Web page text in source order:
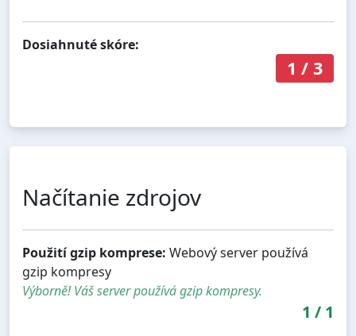
Dosiahnuté skóre:
1 / 3
Načítanie zdrojov
Použití gzip komprese: Webový server používá
gzip kompresy
Výborně! Váš server používá gzip kompresy.
1 / 1